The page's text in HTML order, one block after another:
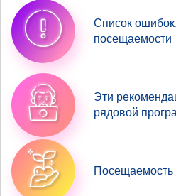
Список
посещаемости
Эти
рядовой
Посещаемость